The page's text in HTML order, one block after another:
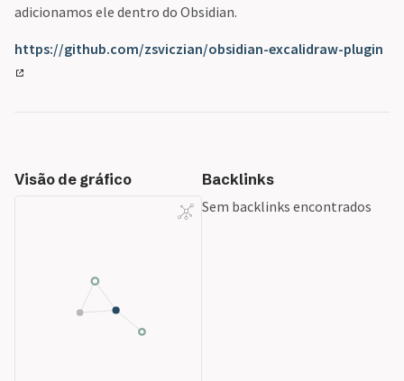
adicionamos ele dentro do Obsidian.
https://github.com/zsviczian/obsidian-excalidraw-plugin
Visão de gráfico
Backlinks
Sem backlinks encontrados